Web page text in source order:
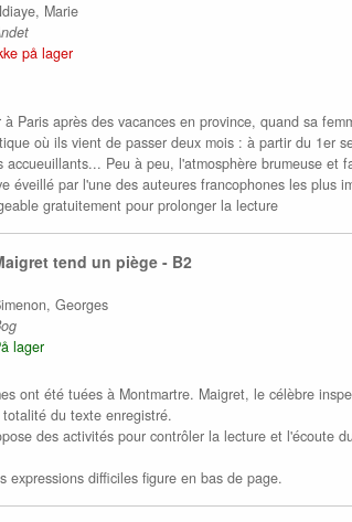
Marie
på lager
Paris après des vacances en province, quand sa
où ils vient de passer deux mois : à partir du 1er
accueuillants... Peu à peu, l'atmosphère brumeuse et
éveillé par l'une des auteures francophones les plus
gratuitement pour prolonger la lecture
tend un piège - B2
Georges
lager
ont été tuées à Montmartre. Maigret, le célèbre
du texte enregistré.
des activités pour contrôler la lecture et l'écoute
expressions difficiles figure en bas de page.